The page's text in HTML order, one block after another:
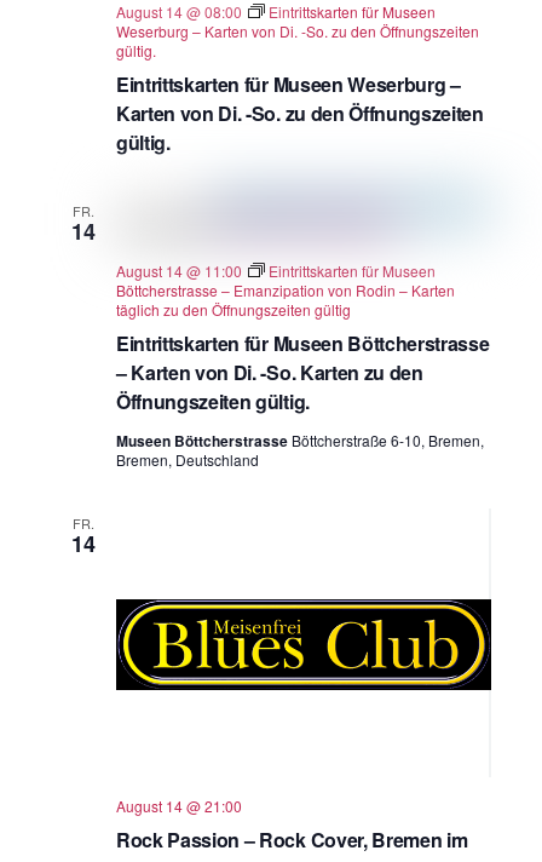
Eintrittskarten für Museen Weserburg –
Karten von Di. -So. zu den Öffnungszeiten
gültig.
August 14 @ 08:00
Eintrittskarten für Museen
Weserburg – Karten von Di. -So. zu den Öffnungszeiten
gültig.
FR.
14
Eintrittskarten für Museen Böttcherstrasse
– Karten von Di. -So. Karten zu den
Öffnungszeiten gültig.
August 14 @ 11:00
Eintrittskarten für Museen
Böttcherstrasse – Emanzipation von Rodin – Karten
täglich zu den Öffnungszeiten gültig
Museen Böttcherstrasse Böttcherstraße 6-10, Bremen,
Bremen, Deutschland
FR.
14
Rock Passion – Rock Cover, Bremen im
August 14 @ 21:00